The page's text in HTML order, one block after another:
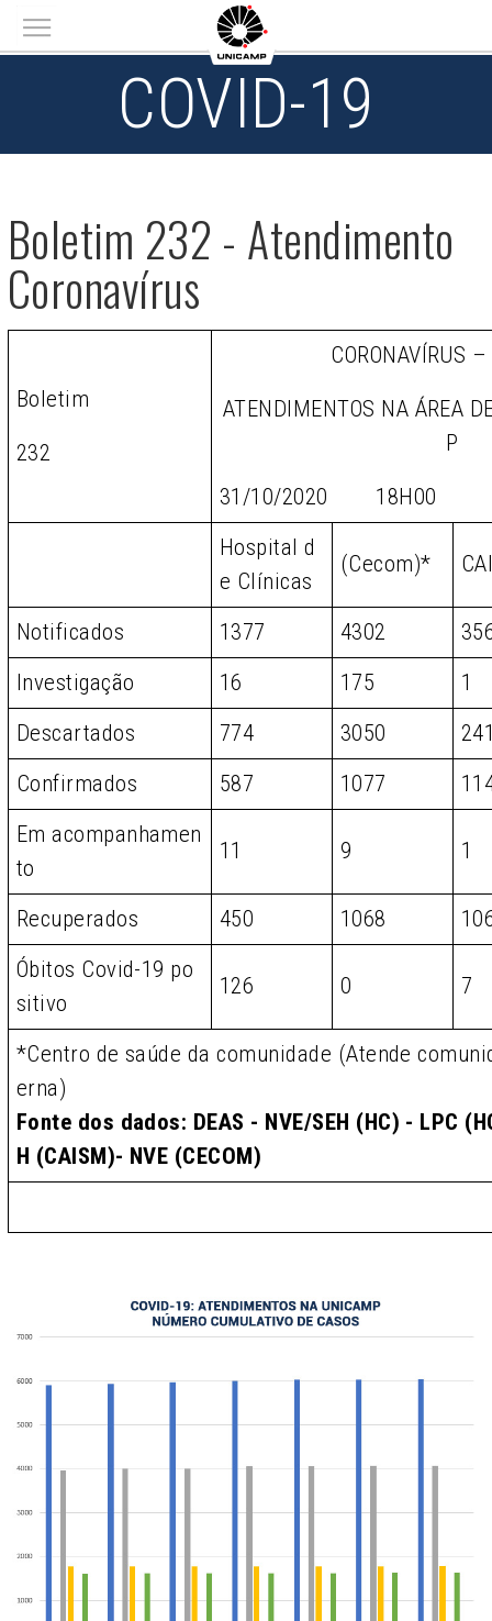
Main menu
COVID-19
Boletim 232 - Atendimento
Coronavírus
Boletim
232
CORONAVÍRUS
ATENDIMENTOS NA ÁREA
P
31/10/2020 18H00
Hospital d
e Clínicas
(Cecom)*
Notificados 1377 4302
Investigação
16 175
1
Descartados
774 3050
Confirmados
587 1077
Em acompanhamen
to
11 9 1
Recuperados 450 1068
Óbitos Covid-19 po
sitivo
126 0 7
*Centro de saúde da comunidade (Atende
erna)
Fonte dos dados: DEAS - NVE/SEH (HC) - LPC
H (CAISM)- NVE (CECOM)